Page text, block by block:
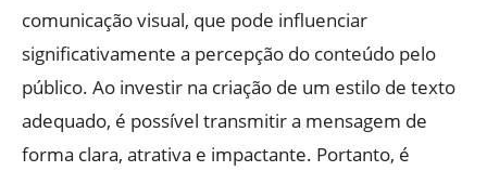
comunicação visual, que pode influenciar
significativamente a percepção do conteúdo pelo
público. Ao investir na criação de um estilo de texto
adequado, é possível transmitir a mensagem de
forma clara, atrativa e impactante. Portanto, é